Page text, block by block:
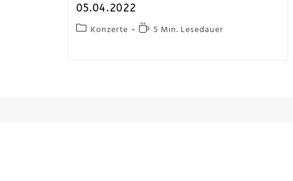
05.04.2022
Konzerte 5 Min. Lesedauer